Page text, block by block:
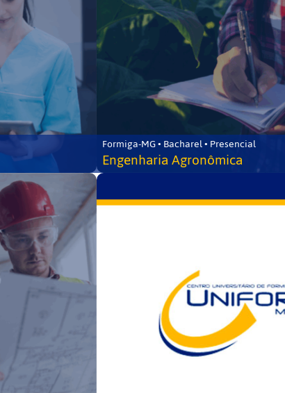
Formiga-MG • Bacharel • Presencial
Engenharia Agronômica